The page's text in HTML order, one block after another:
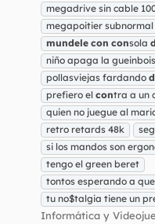
megadrive sin cable
megapoitier subnormal
mundele con consola
niño apaga la
pollasviejas fardando
prefiero el contra a un
quien no juegue al
retro retards 48k
si los mandos son
tengo el green beret
tontos esperando a
tu no$talgia tiene un
Informática y